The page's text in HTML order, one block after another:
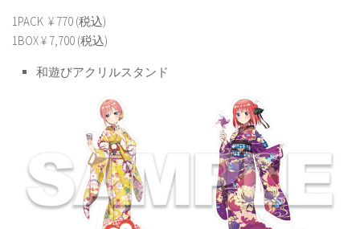
1PACK ¥ 770 (税込)
1BOX ¥ 7,700 (税込)
和遊びアクリルスタンド